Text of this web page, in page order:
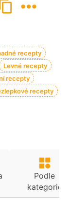
recepty
Levné recepty
recepty
recepty
Podle
kategorie